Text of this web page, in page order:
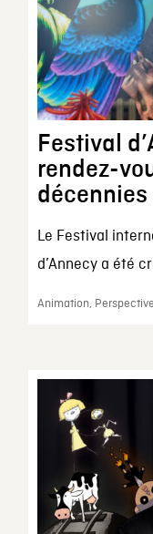
Festival
rendez-
décennies
Le Festival
d’Annecy a été
Animation,